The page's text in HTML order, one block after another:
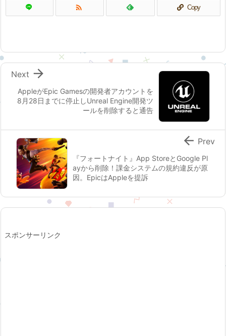
 Copy
AppleがEpic Gamesの開発者アカウントを
8月28日までに停止しUnreal Engine開発ツ
ールを削除すると通告

Next
『フォートナイト』App StoreとGoogle Pl
ayから削除！課金システムの規約違反が原
因。EpicはAppleを提訴
 Prev
スポンサーリンク